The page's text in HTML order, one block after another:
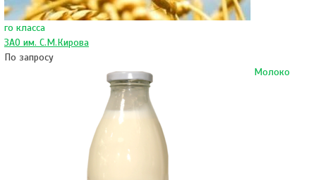
го класса
ЗАО им. С.М.Кирова
По запросу
Молоко